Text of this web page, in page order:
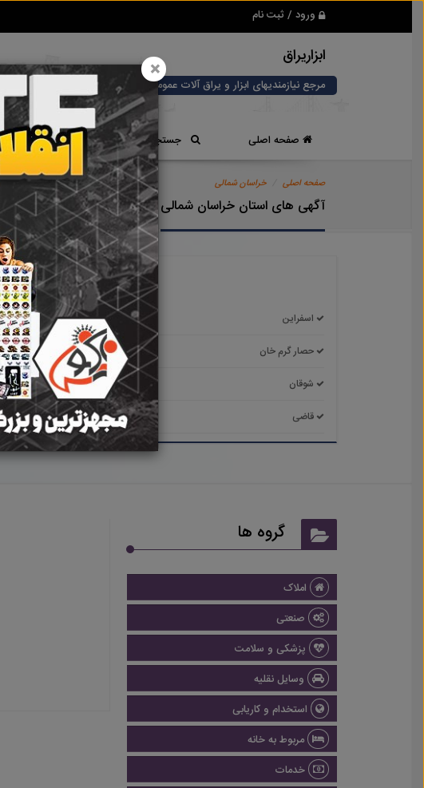
ورود / ثبت نام
ابزاریراق
مرجع نیازمندیهای ابزار و یراق آلات عمومی و صنعتی
صفحه اصلی جستجوی سریع تعرفه
صفحه اصلی خراسان شمالی
آگهی های استان خراسان شمالی
اسفراین آشخانه
حصار گرم خان درق
شوقان شیروان
قاضی گرمه جاجرم
گروه ها
املاک
صنعتی
پزشکی و سلامت
وسایل نقلیه
استخدام و کاریابی
مربوط به خانه
خدمات
×